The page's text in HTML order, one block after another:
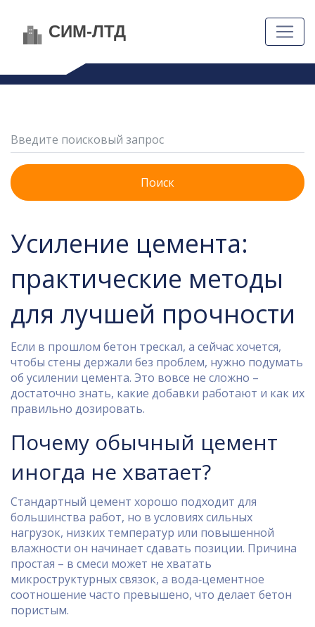
Поиск
Усиление цемента:
практические методы
для лучшей прочности
Если в прошлом бетон трескал, а сейчас хочется,
чтобы стены держали без проблем, нужно подумать
об усилении цемента. Это вовсе не сложно –
достаточно знать, какие добавки работают и как их
правильно дозировать.
Почему обычный цемент
иногда не хватает?
Стандартный цемент хорошо подходит для
большинства работ, но в условиях сильных
нагрузок, низких температур или повышенной
влажности он начинает сдавать позиции. Причина
простая – в смеси может не хватать
микроструктурных связок, а вода‑цементное
соотношение часто превышено, что делает бетон
пористым.